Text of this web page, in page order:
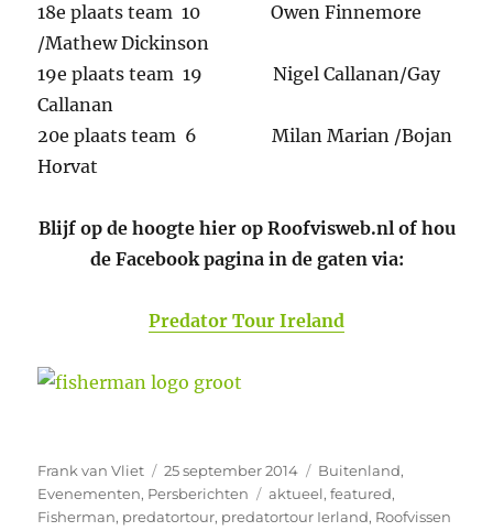
18e plaats team 10 Owen Finnemore
/Mathew Dickinson
19e plaats team 19 Nigel Callanan/Gay
Callanan
20e plaats team 6 Milan Marian /Bojan
Horvat
Blijf op de hoogte hier op Roofvisweb.nl of hou
de Facebook pagina in de gaten via:
Predator Tour Ireland
Auteur
Frank van Vliet
Geplaatst
op
25 september 2014 Categorieën
Buitenland,
Evenementen, Persberichten Tags
aktueel,featured,
Fisherman, predatortour, predatortour Ierland, Roofvissen